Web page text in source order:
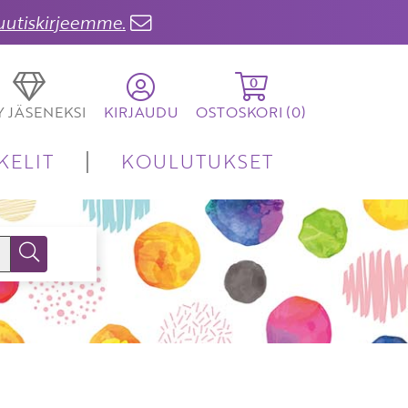
JÄSENEKSI KIRJAUDU
0
OSTOSKORI (0)
KOULUTUKSET